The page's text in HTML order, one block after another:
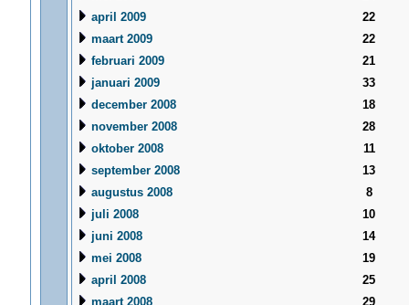
april 2009
22
maart 2009
22
februari 2009
21
januari 2009
33
december 2008
18
november 2008
28
oktober 2008
11
september 2008
13
augustus 2008
8
juli 2008
10
juni 2008
14
mei 2008
19
april 2008
25
maart 2008
29